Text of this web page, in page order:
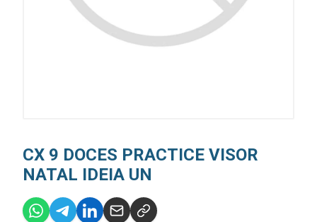
CX 9 DOCES PRACTICE VISOR
NATAL IDEIA UN